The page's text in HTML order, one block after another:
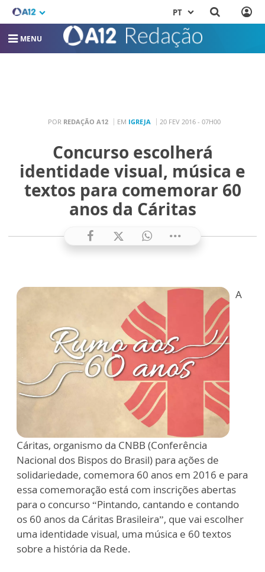
PT
MENU
POR REDAÇÃO A12 EM IGREJA 20 FEV 2016 - 07H00
Concurso escolherá
identidade visual, música e
textos para comemorar 60
anos da Cáritas
A
Cáritas, organismo da CNBB (Conferência
Nacional dos Bispos do Brasil) para ações de
solidariedade, comemora 60 anos em 2016 e para
essa comemoração está com inscrições abertas
para o concurso “Pintando, cantando e contando
os 60 anos da Cáritas Brasileira”, que vai escolher
uma identidade visual, uma música e 60 textos
sobre a história da Rede.